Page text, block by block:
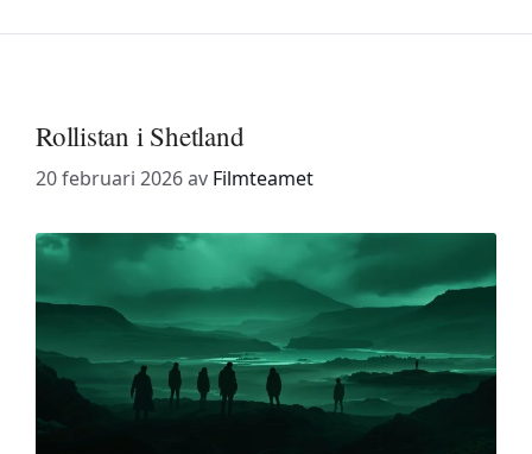
Rollistan i Shetland
20 februari 2026av Filmteamet